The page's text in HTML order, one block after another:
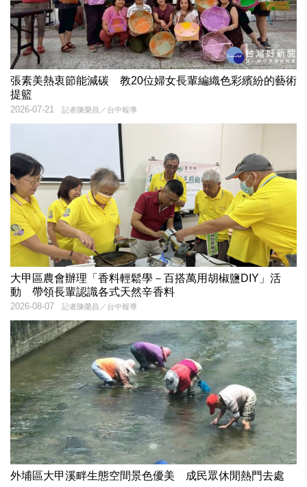
張素美熱衷節能減碳 教20位婦女長輩編織色彩繽紛的藝術
提籃
記者陳榮昌／台中報導
2026-07-21
大甲區農會辦理「香料輕鬆學－百搭萬用胡椒鹽DIY」活
動 帶領長輩認識各式天然辛香料
記者陳榮昌／台中報導
2026-08-07
外埔區大甲溪畔生態空間景色優美 成民眾休閒熱門去處